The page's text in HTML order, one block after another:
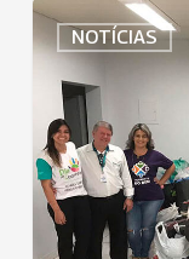
NOTÍCIAS
Uniodonto
Uberlândia
participa
ação
pelo
Dia